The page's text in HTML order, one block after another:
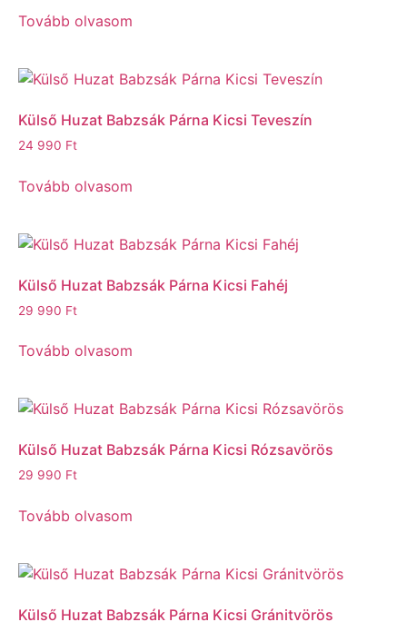
Tovább olvasom
Külső Huzat Babzsák Párna Kicsi Teveszín
24 990 Ft
Tovább olvasom
Külső Huzat Babzsák Párna Kicsi Fahéj
29 990 Ft
Tovább olvasom
Külső Huzat Babzsák Párna Kicsi Rózsavörös
29 990 Ft
Tovább olvasom
Külső Huzat Babzsák Párna Kicsi Gránitvörös